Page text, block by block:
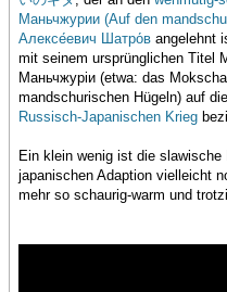
Маньчжурии (Auf den
Алексе́евич Шатро́в angelehnt
mit seinem ursprünglichen Titel
Маньчжуріи (etwa: das
mandschurischen Hügeln) auf
Russisch-Japanischen Krieg
Ein klein wenig ist die
japanischen Adaption vielleicht
mehr so schaurig-warm und